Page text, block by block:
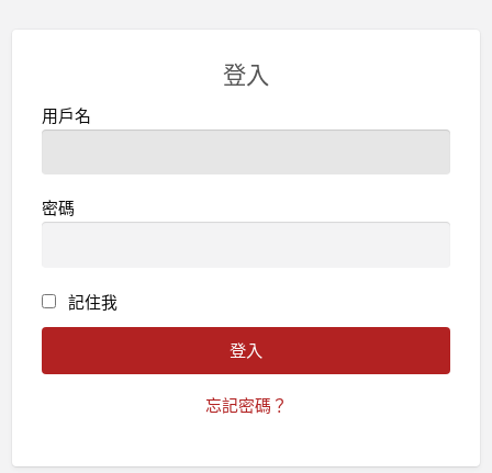
登入
用戶名
密碼
記住我
忘記密碼？